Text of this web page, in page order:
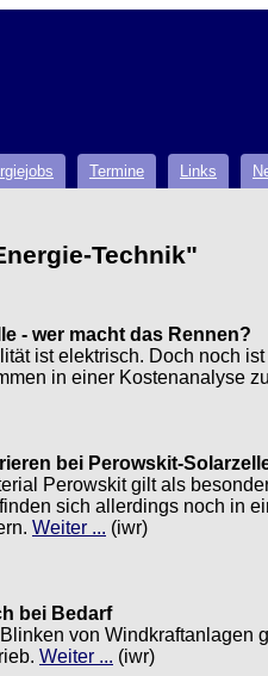
Termine Links
Technik"
- wer macht das Rennen?
ist elektrisch. Doch noch
in einer Kostenanalyse
bei Perowskit-
Perowskit gilt als
sich allerdings noch in
Weiter ... (iwr)
bei Bedarf
von
Weiter ... (iwr)